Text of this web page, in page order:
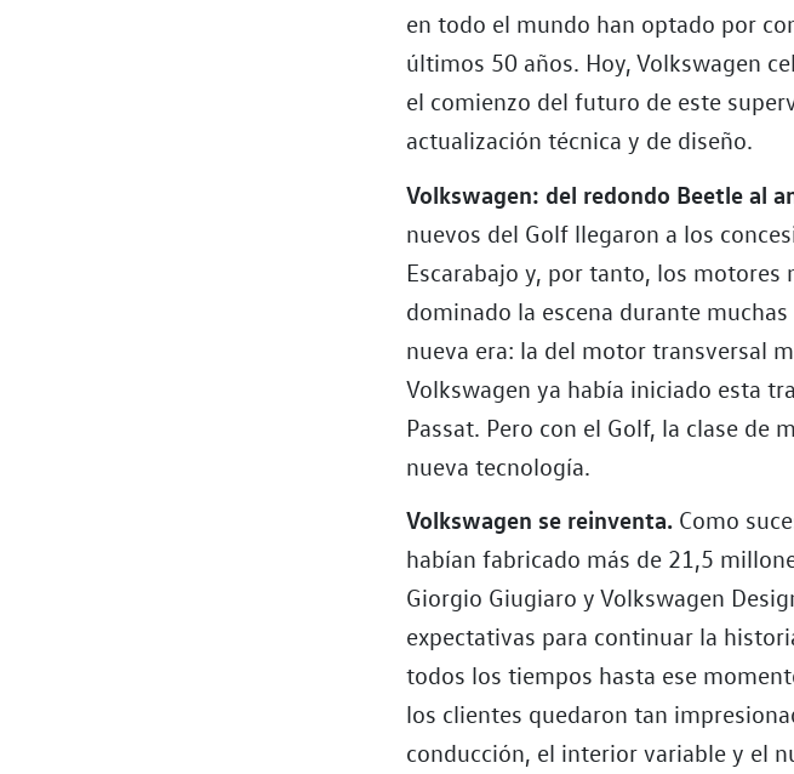
en todo el mundo han optado por
últimos 50 años. Hoy, Volkswagen
el comienzo del futuro de este
actualización técnica y de diseño.
Volkswagen: del redondo Beetle al
nuevos del Golf llegaron a los
Escarabajo y, por tanto, los
dominado la escena durante
nueva era: la del motor transversal
Volkswagen ya había iniciado esta
Passat. Pero con el Golf, la clase de
nueva tecnología.
Volkswagen se reinventa. Como
habían fabricado más de 21,5
Giorgio Giugiaro y Volkswagen
expectativas para continuar la
todos los tiempos hasta ese
los clientes quedaron tan
conducción, el interior variable y el